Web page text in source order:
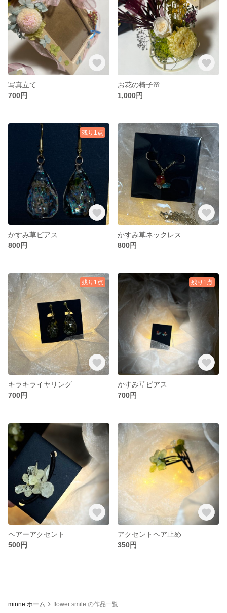
写真立て
700円
お花の椅子🌸
1,000円
残り1点
かすみ草ピアス
800円
かすみ草ネックレス
800円
残り1点
キラキライヤリング
700円
残り1点
かすみ草ピアス
700円
ヘアーアクセント
500円
アクセントヘア止め
350円
minne ホーム flower smile の作品一覧